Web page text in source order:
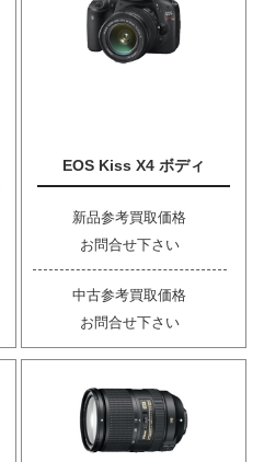
EOS Kiss X4 ボディ
新品参考買取価格
お問合せ下さい
中古参考買取価格
お問合せ下さい